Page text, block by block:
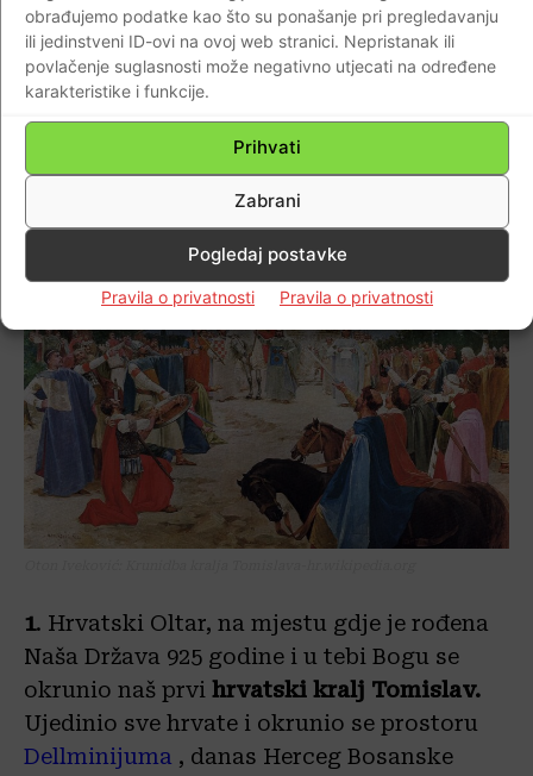
obrađujemo podatke kao što su ponašanje pri pregledavanju
ili jedinstveni ID-ovi na ovoj web stranici. Nepristanak ili
povlačenje suglasnosti može negativno utjecati na određene
karakteristike i funkcije.
Prihvati
Zabrani
Pogledaj postavke
Pravila o privatnosti Pravila o privatnosti
-Uz povratak u život uvedimo SPORTSKU
KULTURU, revitalizirajmo Društvo i
Državu , na Tvoju slavu sagradimo,
Dio pisma pape Ivana X. hrvatskom kralju Tomislavu iz 925. godine u
kojem ga naslovljuje kraljem (latinski: “rege”)-foto-wikipedia
1. Hrvatski Oltar, na mjestu gdje je rođena
Naša Država 925 godine i u tebi Bogu se
okrunio naš prvi hrvatski kralj Tomislav.
Ujedinio sve hrvate i okrunio se prostoru
Dellminijuma , danas Herceg Bosanske